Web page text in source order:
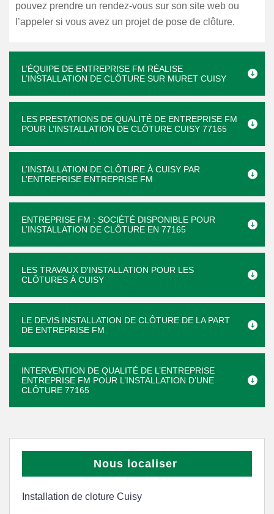
pouvez prendre un rendez-vous sur son site web ou
l’appeler si vous avez un projet de pose de clôture.
L’ÉQUIPE DE ENTREPRISE FM RÉALISE
L’INSTALLATION DE CLÔTURE SUR MURET CUISY
LES PRESTATIONS DE QUALITÉ DE ENTREPRISE FM
POUR L’INSTALLATION DE CLÔTURE CUISY 77165
L’INSTALLATION DE CLÔTURE À CUISY PAR
L’ENTREPRISE ENTREPRISE FM
ENTREPRISE FM : SOCIÉTÉ DISPONIBLE POUR
L’INSTALLATION DE CLÔTURE EN 77165
LES TRAVAUX D'INSTALLATION POUR LES
CLÔTURES À CUISY
LE DEVIS INSTALLATION DE CLÔTURE DE LA PART
DE ENTREPRISE FM
INTERVENTION DE QUALITÉ DE L’ENTREPRISE
ENTREPRISE FM POUR L’INSTALLATION D’UNE
CLÔTURE 77165
Nous localiser
Installation de cloture Cuisy